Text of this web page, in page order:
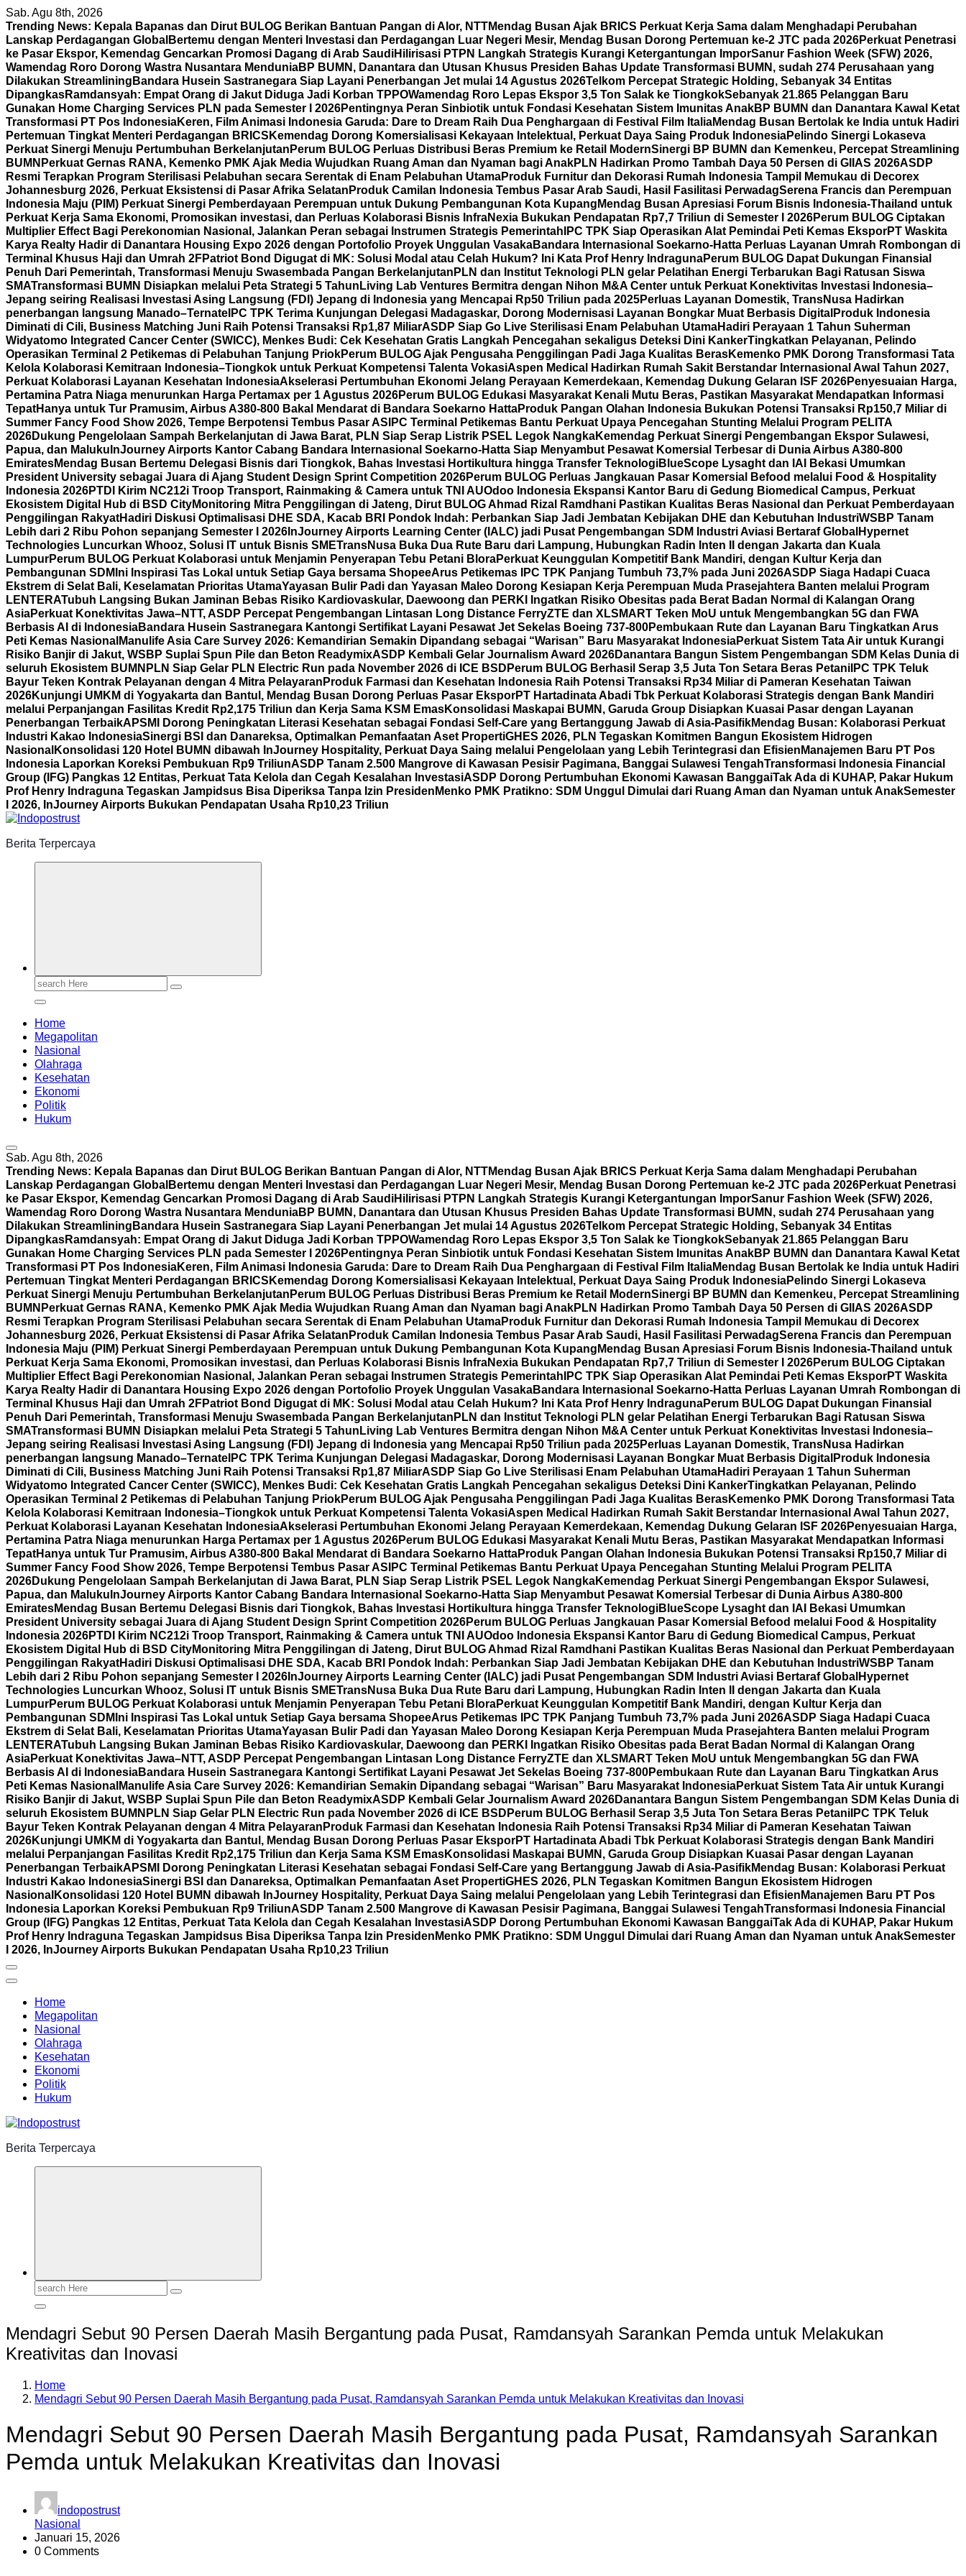
Skip
to
content
Sab. Agu 8th, 2026
Trending News: Kepala Bapanas dan Dirut BULOG Berikan Bantuan Pangan di Alor, NTTMendag Busan Ajak BRICS Perkuat Kerja Sama dalam Menghadapi Perubahan
Lanskap Perdagangan Global Bertemu dengan Menteri Investasi dan Perdagangan Luar Negeri Mesir, Mendag Busan Dorong Pertemuan ke-2 JTC pada 2026Perkuat Penetrasi
ke Pasar Ekspor, Kemendag Gencarkan Promosi Dagang di Arab SaudiHilirisasi PTPN Langkah Strategis Kurangi Ketergantungan ImporSanur Fashion Week (SFW) 2026,
Wamendag Roro Dorong Wastra Nusantara MenduniaBP BUMN, Danantara dan Utusan Khusus Presiden Bahas Update Transformasi BUMN, sudah 274 Perusahaan yang
Dilakukan Streamlining Bandara Husein Sastranegara Siap Layani Penerbangan Jet mulai 14 Agustus 2026Telkom Percepat Strategic Holding, Sebanyak 34 Entitas
DipangkasRamdansyah: Empat Orang di Jakut Diduga Jadi Korban TPPOWamendag Roro Lepas Ekspor 3,5 Ton Salak ke TiongkokSebanyak 21.865 Pelanggan Baru
Gunakan Home Charging Services PLN pada Semester I 2026Pentingnya Peran Sinbiotik untuk Fondasi Kesehatan Sistem Imunitas AnakBP BUMN dan Danantara Kawal Ketat
Transformasi PT Pos IndonesiaKeren, Film Animasi Indonesia Garuda: Dare to Dream Raih Dua Penghargaan di Festival Film ItaliaMendag Busan Bertolak ke India untuk Hadiri
Pertemuan Tingkat Menteri Perdagangan BRICS Kemendag Dorong Komersialisasi Kekayaan Intelektual, Perkuat Daya Saing Produk IndonesiaPelindo Sinergi Lokaseva
Perkuat Sinergi Menuju Pertumbuhan Berkelanjutan Perum BULOG Perluas Distribusi Beras Premium ke Retail ModernSinergi BP BUMN dan Kemenkeu, Percepat Streamlining
BUMN Perkuat Gernas RANA, Kemenko PMK Ajak Media Wujudkan Ruang Aman dan Nyaman bagi AnakPLN Hadirkan Promo Tambah Daya 50 Persen di GIIAS 2026ASDP
Resmi Terapkan Program Sterilisasi Pelabuhan secara Serentak di Enam Pelabuhan UtamaProduk Furnitur dan Dekorasi Rumah Indonesia Tampil Memukau di Decorex
Johannesburg 2026, Perkuat Eksistensi di Pasar Afrika Selatan Produk Camilan Indonesia Tembus Pasar Arab Saudi, Hasil Fasilitasi PerwadagSerena Francis dan Perempuan
Indonesia Maju (PIM) Perkuat Sinergi Pemberdayaan Perempuan untuk Dukung Pembangunan Kota Kupang Mendag Busan Apresiasi Forum Bisnis Indonesia-Thailand untuk
Perkuat Kerja Sama Ekonomi, Promosikan investasi, dan Perluas Kolaborasi Bisnis InfraNexia Bukukan Pendapatan Rp7,7 Triliun di Semester I 2026Perum BULOG Ciptakan
Multiplier Effect Bagi Perekonomian Nasional, Jalankan Peran sebagai Instrumen Strategis Pemerintah IPC TPK Siap Operasikan Alat Pemindai Peti Kemas EksporPT Waskita
Karya Realty Hadir di Danantara Housing Expo 2026 dengan Portofolio Proyek Unggulan VasakaBandara Internasional Soekarno-Hatta Perluas Layanan Umrah Rombongan di
Terminal Khusus Haji dan Umrah 2FPatriot Bond Digugat di MK: Solusi Modal atau Celah Hukum? Ini Kata Prof Henry IndragunaPerum BULOG Dapat Dukungan Finansial
Penuh Dari Pemerintah, Transformasi Menuju Swasembada Pangan Berkelanjutan PLN dan Institut Teknologi PLN gelar Pelatihan Energi Terbarukan Bagi Ratusan Siswa
SMATransformasi BUMN Disiapkan melalui Peta Strategi 5 Tahun Living Lab Ventures Bermitra dengan Nihon M&A Center untuk Perkuat Konektivitas Investasi Indonesia–
Jepang seiring Realisasi Investasi Asing Langsung (FDI) Jepang di Indonesia yang Mencapai Rp50 Triliun pada 2025Perluas Layanan Domestik, TransNusa Hadirkan
penerbangan langsung Manado–Ternate IPC TPK Terima Kunjungan Delegasi Madagaskar, Dorong Modernisasi Layanan Bongkar Muat Berbasis Digital Produk Indonesia
Diminati di Cili, Business Matching Juni Raih Potensi Transaksi Rp1,87 MiliarASDP Siap Go Live Sterilisasi Enam Pelabuhan UtamaHadiri Perayaan 1 Tahun Suherman
Widyatomo Integrated Cancer Center (SWICC), Menkes Budi: Cek Kesehatan Gratis Langkah Pencegahan sekaligus Deteksi Dini KankerTingkatkan Pelayanan, Pelindo
Operasikan Terminal 2 Petikemas di Pelabuhan Tanjung PriokPerum BULOG Ajak Pengusaha Penggilingan Padi Jaga Kualitas BerasKemenko PMK Dorong Transformasi Tata
Kelola Kolaborasi Kemitraan Indonesia–Tiongkok untuk Perkuat Kompetensi Talenta VokasiAspen Medical Hadirkan Rumah Sakit Berstandar Internasional Awal Tahun 2027,
Perkuat Kolaborasi Layanan Kesehatan IndonesiaAkselerasi Pertumbuhan Ekonomi Jelang Perayaan Kemerdekaan, Kemendag Dukung Gelaran ISF 2026Penyesuaian Harga,
Pertamina Patra Niaga menurunkan Harga Pertamax per 1 Agustus 2026Perum BULOG Edukasi Masyarakat Kenali Mutu Beras, Pastikan Masyarakat Mendapatkan Informasi
TepatHanya untuk Tur Pramusim, Airbus A380-800 Bakal Mendarat di Bandara Soekarno HattaProduk Pangan Olahan Indonesia Bukukan Potensi Transaksi Rp150,7 Miliar di
Summer Fancy Food Show 2026, Tempe Berpotensi Tembus Pasar AS IPC Terminal Petikemas Bantu Perkuat Upaya Pencegahan Stunting Melalui Program PELITA
2026Dukung Pengelolaan Sampah Berkelanjutan di Jawa Barat, PLN Siap Serap Listrik PSEL Legok NangkaKemendag Perkuat Sinergi Pengembangan Ekspor Sulawesi,
Papua, dan Maluku InJourney Airports Kantor Cabang Bandara Internasional Soekarno-Hatta Siap Menyambut Pesawat Komersial Terbesar di Dunia Airbus A380-800
EmiratesMendag Busan Bertemu Delegasi Bisnis dari Tiongkok, Bahas Investasi Hortikultura hingga Transfer TeknologiBlueScope Lysaght dan IAI Bekasi Umumkan
President University sebagai Juara di Ajang Student Design Sprint Competition 2026Perum BULOG Perluas Jangkauan Pasar Komersial Befood melalui Food & Hospitality
Indonesia 2026PTDI Kirim NC212i Troop Transport, Rainmaking & Camera untuk TNI AUOdoo Indonesia Ekspansi Kantor Baru di Gedung Biomedical Campus, Perkuat
Ekosistem Digital Hub di BSD CityMonitoring Mitra Penggilingan di Jateng, Dirut BULOG Ahmad Rizal Ramdhani Pastikan Kualitas Beras Nasional dan Perkuat Pemberdayaan
Penggilingan RakyatHadiri Diskusi Optimalisasi DHE SDA, Kacab BRI Pondok Indah: Perbankan Siap Jadi Jembatan Kebijakan DHE dan Kebutuhan IndustriWSBP Tanam
Lebih dari 2 Ribu Pohon sepanjang Semester I 2026 InJourney Airports Learning Center (IALC) jadi Pusat Pengembangan SDM Industri Aviasi Bertaraf Global Hypernet
Technologies Luncurkan Whooz, Solusi IT untuk Bisnis SMETransNusa Buka Dua Rute Baru dari Lampung, Hubungkan Radin Inten II dengan Jakarta dan Kuala
LumpurPerum BULOG Perkuat Kolaborasi untuk Menjamin Penyerapan Tebu Petani BloraPerkuat Keunggulan Kompetitif Bank Mandiri, dengan Kultur Kerja dan
Pembangunan SDM Ini Inspirasi Tas Lokal untuk Setiap Gaya bersama ShopeeArus Petikemas IPC TPK Panjang Tumbuh 73,7% pada Juni 2026ASDP Siaga Hadapi Cuaca
Ekstrem di Selat Bali, Keselamatan Prioritas UtamaYayasan Bulir Padi dan Yayasan Maleo Dorong Kesiapan Kerja Perempuan Muda Prasejahtera Banten melalui Program
LENTERATubuh Langsing Bukan Jaminan Bebas Risiko Kardiovaskular, Daewoong dan PERKI Ingatkan Risiko Obesitas pada Berat Badan Normal di Kalangan Orang
AsiaPerkuat Konektivitas Jawa–NTT, ASDP Percepat Pengembangan Lintasan Long Distance FerryZTE dan XLSMART Teken MoU untuk Mengembangkan 5G dan FWA
Berbasis AI di IndonesiaBandara Husein Sastranegara Kantongi Sertifikat Layani Pesawat Jet Sekelas Boeing 737-800Pembukaan Rute dan Layanan Baru Tingkatkan Arus
Peti Kemas Nasional Manulife Asia Care Survey 2026: Kemandirian Semakin Dipandang sebagai “Warisan” Baru Masyarakat IndonesiaPerkuat Sistem Tata Air untuk Kurangi
Risiko Banjir di Jakut, WSBP Suplai Spun Pile dan Beton ReadymixASDP Kembali Gelar Journalism Award 2026Danantara Bangun Sistem Pengembangan SDM Kelas Dunia di
seluruh Ekosistem BUMN PLN Siap Gelar PLN Electric Run pada November 2026 di ICE BSD Perum BULOG Berhasil Serap 3,5 Juta Ton Setara Beras Petani IPC TPK Teluk
Bayur Teken Kontrak Pelayanan dengan 4 Mitra Pelayaran Produk Farmasi dan Kesehatan Indonesia Raih Potensi Transaksi Rp34 Miliar di Pameran Kesehatan Taiwan
2026Kunjungi UMKM di Yogyakarta dan Bantul, Mendag Busan Dorong Perluas Pasar EksporPT Hartadinata Abadi Tbk Perkuat Kolaborasi Strategis dengan Bank Mandiri
melalui Perpanjangan Fasilitas Kredit Rp2,175 Triliun dan Kerja Sama KSM EmasKonsolidasi Maskapai BUMN, Garuda Group Disiapkan Kuasai Pasar dengan Layanan
Penerbangan TerbaikAPSMI Dorong Peningkatan Literasi Kesehatan sebagai Fondasi Self-Care yang Bertanggung Jawab di Asia-PasifikMendag Busan: Kolaborasi Perkuat
Industri Kakao IndonesiaSinergi BSI dan Danareksa, Optimalkan Pemanfaatan Aset PropertiGHES 2026, PLN Tegaskan Komitmen Bangun Ekosistem Hidrogen
Nasional Konsolidasi 120 Hotel BUMN dibawah InJourney Hospitality, Perkuat Daya Saing melalui Pengelolaan yang Lebih Terintegrasi dan Efisien Manajemen Baru PT Pos
Indonesia Laporkan Koreksi Pembukuan Rp9 TriliunASDP Tanam 2.500 Mangrove di Kawasan Pesisir Pagimana, Banggai Sulawesi TengahTransformasi Indonesia Financial
Group (IFG) Pangkas 12 Entitas, Perkuat Tata Kelola dan Cegah Kesalahan InvestasiASDP Dorong Pertumbuhan Ekonomi Kawasan BanggaiTak Ada di KUHAP, Pakar Hukum
Prof Henry Indraguna Tegaskan Jampidsus Bisa Diperiksa Tanpa Izin Presiden Menko PMK Pratikno: SDM Unggul Dimulai dari Ruang Aman dan Nyaman untuk AnakSemester
I 2026, InJourney Airports Bukukan Pendapatan Usaha Rp10,23 Triliun
Berita Terpercaya
Search
Home
Megapolitan
Nasional
Olahraga
Kesehatan
Ekonomi
Politik
Hukum
Sab. Agu 8th, 2026
Trending News: Kepala Bapanas dan Dirut BULOG Berikan Bantuan Pangan di Alor, NTTMendag Busan Ajak BRICS Perkuat Kerja Sama dalam Menghadapi Perubahan
Lanskap Perdagangan Global Bertemu dengan Menteri Investasi dan Perdagangan Luar Negeri Mesir, Mendag Busan Dorong Pertemuan ke-2 JTC pada 2026Perkuat Penetrasi
ke Pasar Ekspor, Kemendag Gencarkan Promosi Dagang di Arab SaudiHilirisasi PTPN Langkah Strategis Kurangi Ketergantungan ImporSanur Fashion Week (SFW) 2026,
Wamendag Roro Dorong Wastra Nusantara MenduniaBP BUMN, Danantara dan Utusan Khusus Presiden Bahas Update Transformasi BUMN, sudah 274 Perusahaan yang
Dilakukan Streamlining Bandara Husein Sastranegara Siap Layani Penerbangan Jet mulai 14 Agustus 2026Telkom Percepat Strategic Holding, Sebanyak 34 Entitas
DipangkasRamdansyah: Empat Orang di Jakut Diduga Jadi Korban TPPOWamendag Roro Lepas Ekspor 3,5 Ton Salak ke TiongkokSebanyak 21.865 Pelanggan Baru
Gunakan Home Charging Services PLN pada Semester I 2026Pentingnya Peran Sinbiotik untuk Fondasi Kesehatan Sistem Imunitas AnakBP BUMN dan Danantara Kawal Ketat
Transformasi PT Pos IndonesiaKeren, Film Animasi Indonesia Garuda: Dare to Dream Raih Dua Penghargaan di Festival Film ItaliaMendag Busan Bertolak ke India untuk Hadiri
Pertemuan Tingkat Menteri Perdagangan BRICS Kemendag Dorong Komersialisasi Kekayaan Intelektual, Perkuat Daya Saing Produk IndonesiaPelindo Sinergi Lokaseva
Perkuat Sinergi Menuju Pertumbuhan Berkelanjutan Perum BULOG Perluas Distribusi Beras Premium ke Retail ModernSinergi BP BUMN dan Kemenkeu, Percepat Streamlining
BUMN Perkuat Gernas RANA, Kemenko PMK Ajak Media Wujudkan Ruang Aman dan Nyaman bagi AnakPLN Hadirkan Promo Tambah Daya 50 Persen di GIIAS 2026ASDP
Resmi Terapkan Program Sterilisasi Pelabuhan secara Serentak di Enam Pelabuhan UtamaProduk Furnitur dan Dekorasi Rumah Indonesia Tampil Memukau di Decorex
Johannesburg 2026, Perkuat Eksistensi di Pasar Afrika Selatan Produk Camilan Indonesia Tembus Pasar Arab Saudi, Hasil Fasilitasi PerwadagSerena Francis dan Perempuan
Indonesia Maju (PIM) Perkuat Sinergi Pemberdayaan Perempuan untuk Dukung Pembangunan Kota Kupang Mendag Busan Apresiasi Forum Bisnis Indonesia-Thailand untuk
Perkuat Kerja Sama Ekonomi, Promosikan investasi, dan Perluas Kolaborasi Bisnis InfraNexia Bukukan Pendapatan Rp7,7 Triliun di Semester I 2026Perum BULOG Ciptakan
Multiplier Effect Bagi Perekonomian Nasional, Jalankan Peran sebagai Instrumen Strategis Pemerintah IPC TPK Siap Operasikan Alat Pemindai Peti Kemas EksporPT Waskita
Karya Realty Hadir di Danantara Housing Expo 2026 dengan Portofolio Proyek Unggulan VasakaBandara Internasional Soekarno-Hatta Perluas Layanan Umrah Rombongan di
Terminal Khusus Haji dan Umrah 2FPatriot Bond Digugat di MK: Solusi Modal atau Celah Hukum? Ini Kata Prof Henry IndragunaPerum BULOG Dapat Dukungan Finansial
Penuh Dari Pemerintah, Transformasi Menuju Swasembada Pangan Berkelanjutan PLN dan Institut Teknologi PLN gelar Pelatihan Energi Terbarukan Bagi Ratusan Siswa
SMATransformasi BUMN Disiapkan melalui Peta Strategi 5 Tahun Living Lab Ventures Bermitra dengan Nihon M&A Center untuk Perkuat Konektivitas Investasi Indonesia–
Jepang seiring Realisasi Investasi Asing Langsung (FDI) Jepang di Indonesia yang Mencapai Rp50 Triliun pada 2025Perluas Layanan Domestik, TransNusa Hadirkan
penerbangan langsung Manado–Ternate IPC TPK Terima Kunjungan Delegasi Madagaskar, Dorong Modernisasi Layanan Bongkar Muat Berbasis Digital Produk Indonesia
Diminati di Cili, Business Matching Juni Raih Potensi Transaksi Rp1,87 MiliarASDP Siap Go Live Sterilisasi Enam Pelabuhan UtamaHadiri Perayaan 1 Tahun Suherman
Widyatomo Integrated Cancer Center (SWICC), Menkes Budi: Cek Kesehatan Gratis Langkah Pencegahan sekaligus Deteksi Dini KankerTingkatkan Pelayanan, Pelindo
Operasikan Terminal 2 Petikemas di Pelabuhan Tanjung PriokPerum BULOG Ajak Pengusaha Penggilingan Padi Jaga Kualitas BerasKemenko PMK Dorong Transformasi Tata
Kelola Kolaborasi Kemitraan Indonesia–Tiongkok untuk Perkuat Kompetensi Talenta VokasiAspen Medical Hadirkan Rumah Sakit Berstandar Internasional Awal Tahun 2027,
Perkuat Kolaborasi Layanan Kesehatan IndonesiaAkselerasi Pertumbuhan Ekonomi Jelang Perayaan Kemerdekaan, Kemendag Dukung Gelaran ISF 2026Penyesuaian Harga,
Pertamina Patra Niaga menurunkan Harga Pertamax per 1 Agustus 2026Perum BULOG Edukasi Masyarakat Kenali Mutu Beras, Pastikan Masyarakat Mendapatkan Informasi
TepatHanya untuk Tur Pramusim, Airbus A380-800 Bakal Mendarat di Bandara Soekarno HattaProduk Pangan Olahan Indonesia Bukukan Potensi Transaksi Rp150,7 Miliar di
Summer Fancy Food Show 2026, Tempe Berpotensi Tembus Pasar AS IPC Terminal Petikemas Bantu Perkuat Upaya Pencegahan Stunting Melalui Program PELITA
2026Dukung Pengelolaan Sampah Berkelanjutan di Jawa Barat, PLN Siap Serap Listrik PSEL Legok NangkaKemendag Perkuat Sinergi Pengembangan Ekspor Sulawesi,
Papua, dan Maluku InJourney Airports Kantor Cabang Bandara Internasional Soekarno-Hatta Siap Menyambut Pesawat Komersial Terbesar di Dunia Airbus A380-800
EmiratesMendag Busan Bertemu Delegasi Bisnis dari Tiongkok, Bahas Investasi Hortikultura hingga Transfer TeknologiBlueScope Lysaght dan IAI Bekasi Umumkan
President University sebagai Juara di Ajang Student Design Sprint Competition 2026Perum BULOG Perluas Jangkauan Pasar Komersial Befood melalui Food & Hospitality
Indonesia 2026PTDI Kirim NC212i Troop Transport, Rainmaking & Camera untuk TNI AUOdoo Indonesia Ekspansi Kantor Baru di Gedung Biomedical Campus, Perkuat
Ekosistem Digital Hub di BSD CityMonitoring Mitra Penggilingan di Jateng, Dirut BULOG Ahmad Rizal Ramdhani Pastikan Kualitas Beras Nasional dan Perkuat Pemberdayaan
Penggilingan RakyatHadiri Diskusi Optimalisasi DHE SDA, Kacab BRI Pondok Indah: Perbankan Siap Jadi Jembatan Kebijakan DHE dan Kebutuhan IndustriWSBP Tanam
Lebih dari 2 Ribu Pohon sepanjang Semester I 2026 InJourney Airports Learning Center (IALC) jadi Pusat Pengembangan SDM Industri Aviasi Bertaraf Global Hypernet
Technologies Luncurkan Whooz, Solusi IT untuk Bisnis SMETransNusa Buka Dua Rute Baru dari Lampung, Hubungkan Radin Inten II dengan Jakarta dan Kuala
LumpurPerum BULOG Perkuat Kolaborasi untuk Menjamin Penyerapan Tebu Petani BloraPerkuat Keunggulan Kompetitif Bank Mandiri, dengan Kultur Kerja dan
Pembangunan SDM Ini Inspirasi Tas Lokal untuk Setiap Gaya bersama ShopeeArus Petikemas IPC TPK Panjang Tumbuh 73,7% pada Juni 2026ASDP Siaga Hadapi Cuaca
Ekstrem di Selat Bali, Keselamatan Prioritas UtamaYayasan Bulir Padi dan Yayasan Maleo Dorong Kesiapan Kerja Perempuan Muda Prasejahtera Banten melalui Program
LENTERATubuh Langsing Bukan Jaminan Bebas Risiko Kardiovaskular, Daewoong dan PERKI Ingatkan Risiko Obesitas pada Berat Badan Normal di Kalangan Orang
AsiaPerkuat Konektivitas Jawa–NTT, ASDP Percepat Pengembangan Lintasan Long Distance FerryZTE dan XLSMART Teken MoU untuk Mengembangkan 5G dan FWA
Berbasis AI di IndonesiaBandara Husein Sastranegara Kantongi Sertifikat Layani Pesawat Jet Sekelas Boeing 737-800Pembukaan Rute dan Layanan Baru Tingkatkan Arus
Peti Kemas Nasional Manulife Asia Care Survey 2026: Kemandirian Semakin Dipandang sebagai “Warisan” Baru Masyarakat IndonesiaPerkuat Sistem Tata Air untuk Kurangi
Risiko Banjir di Jakut, WSBP Suplai Spun Pile dan Beton ReadymixASDP Kembali Gelar Journalism Award 2026Danantara Bangun Sistem Pengembangan SDM Kelas Dunia di
seluruh Ekosistem BUMN PLN Siap Gelar PLN Electric Run pada November 2026 di ICE BSD Perum BULOG Berhasil Serap 3,5 Juta Ton Setara Beras Petani IPC TPK Teluk
Bayur Teken Kontrak Pelayanan dengan 4 Mitra Pelayaran Produk Farmasi dan Kesehatan Indonesia Raih Potensi Transaksi Rp34 Miliar di Pameran Kesehatan Taiwan
2026Kunjungi UMKM di Yogyakarta dan Bantul, Mendag Busan Dorong Perluas Pasar EksporPT Hartadinata Abadi Tbk Perkuat Kolaborasi Strategis dengan Bank Mandiri
melalui Perpanjangan Fasilitas Kredit Rp2,175 Triliun dan Kerja Sama KSM EmasKonsolidasi Maskapai BUMN, Garuda Group Disiapkan Kuasai Pasar dengan Layanan
Penerbangan TerbaikAPSMI Dorong Peningkatan Literasi Kesehatan sebagai Fondasi Self-Care yang Bertanggung Jawab di Asia-PasifikMendag Busan: Kolaborasi Perkuat
Industri Kakao IndonesiaSinergi BSI dan Danareksa, Optimalkan Pemanfaatan Aset PropertiGHES 2026, PLN Tegaskan Komitmen Bangun Ekosistem Hidrogen
Nasional Konsolidasi 120 Hotel BUMN dibawah InJourney Hospitality, Perkuat Daya Saing melalui Pengelolaan yang Lebih Terintegrasi dan Efisien Manajemen Baru PT Pos
Indonesia Laporkan Koreksi Pembukuan Rp9 TriliunASDP Tanam 2.500 Mangrove di Kawasan Pesisir Pagimana, Banggai Sulawesi TengahTransformasi Indonesia Financial
Group (IFG) Pangkas 12 Entitas, Perkuat Tata Kelola dan Cegah Kesalahan InvestasiASDP Dorong Pertumbuhan Ekonomi Kawasan BanggaiTak Ada di KUHAP, Pakar Hukum
Prof Henry Indraguna Tegaskan Jampidsus Bisa Diperiksa Tanpa Izin Presiden Menko PMK Pratikno: SDM Unggul Dimulai dari Ruang Aman dan Nyaman untuk AnakSemester
I 2026, InJourney Airports Bukukan Pendapatan Usaha Rp10,23 Triliun
Home
Megapolitan
Nasional
Olahraga
Kesehatan
Ekonomi
Politik
Hukum
Berita Terpercaya
Search
Mendagri Sebut 90 Persen Daerah Masih Bergantung pada Pusat, Ramdansyah Sarankan Pemda untuk Melakukan
Kreativitas dan Inovasi
Home
Mendagri Sebut 90 Persen Daerah Masih Bergantung pada Pusat, Ramdansyah Sarankan Pemda untuk Melakukan Kreativitas dan Inovasi
Mendagri Sebut 90 Persen Daerah Masih Bergantung pada Pusat, Ramdansyah Sarankan
Pemda untuk Melakukan Kreativitas dan Inovasi
indopostrust
Nasional
Januari 15, 2026
0 Comments